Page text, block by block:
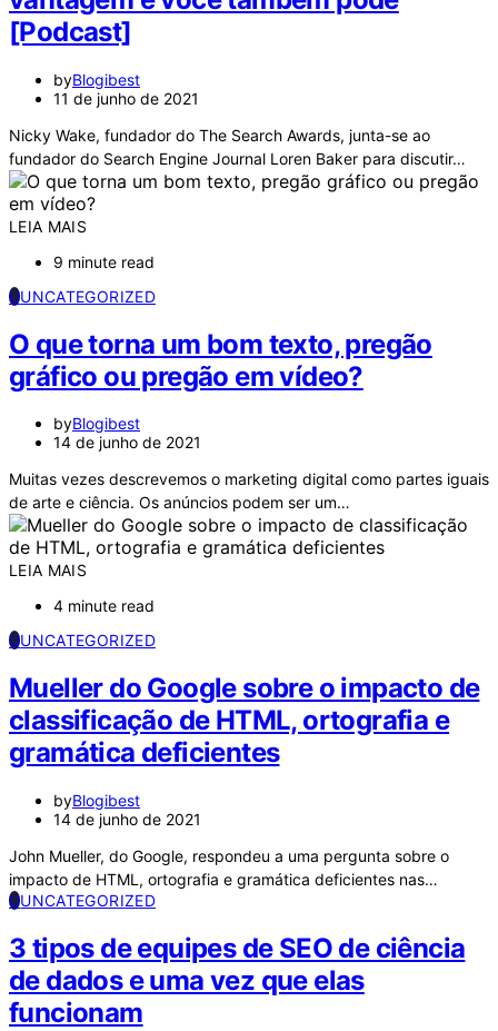
[Podcast]
byBlogibest
11 de junho de 2021
Nicky Wake, fundador do The Search Awards, junta-se ao
fundador do Search Engine Journal Loren Baker para discutir…
LEIA MAIS
9 minute read
UUNCATEGORIZED
O que torna um bom texto, pregão
gráfico ou pregão em vídeo?
byBlogibest
14 de junho de 2021
Muitas vezes descrevemos o marketing digital como partes iguais
de arte e ciência. Os anúncios podem ser um…
LEIA MAIS
4 minute read
UUNCATEGORIZED
Mueller do Google sobre o impacto de
classificação de HTML, ortografia e
gramática deficientes
byBlogibest
14 de junho de 2021
John Mueller, do Google, respondeu a uma pergunta sobre o
impacto de HTML, ortografia e gramática deficientes nas…
UUNCATEGORIZED
3 tipos de equipes de SEO de ciência
de dados e uma vez que elas
funcionam